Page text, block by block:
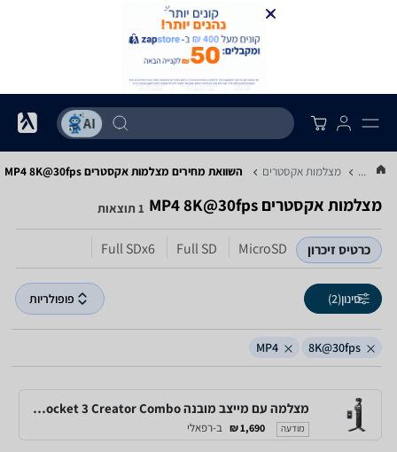
... מצלמות אקסטרים השוואת מחירים מצלמות אקסטרים ‏8K@30fps ‏MP4
מצלמות אקסטרים ‏8K@30fps ‏MP4 1 תוצאות
כרטיס זיכרון MicroSD
Full SD
Full SDx6
סינון(2) פופולריות
8K@30fps
MP4
מצלמה עם מייצב מובנה DJI Osmo Pocket 3 Creator Combo
מודעה 1,690 ₪ ב-רפאלי